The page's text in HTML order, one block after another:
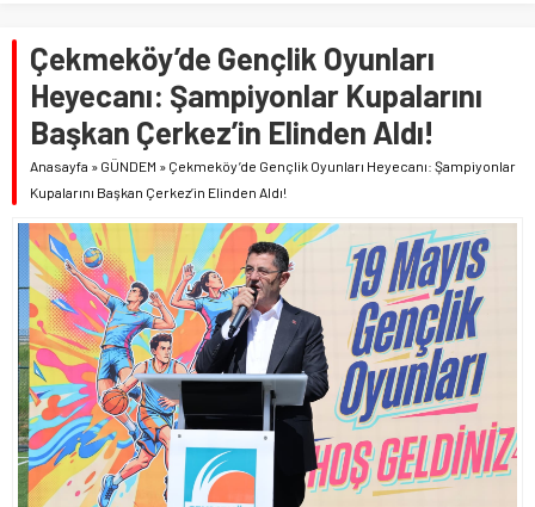
Çekmeköy’de Gençlik Oyunları
Heyecanı: Şampiyonlar Kupalarını
Başkan Çerkez’in Elinden Aldı!
Anasayfa » GÜNDEM » Çekmeköy’de Gençlik Oyunları Heyecanı: Şampiyonlar
Kupalarını Başkan Çerkez’in Elinden Aldı!